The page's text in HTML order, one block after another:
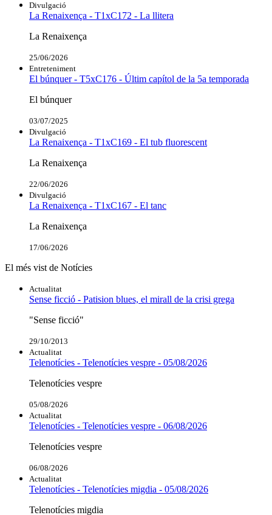
Divulgació
La Renaixença - T1xC172 - La llitera
La Renaixença
25/06/2026
Entreteniment
El búnquer - T5xC176 - Últim capítol de la 5a temporada
El búnquer
03/07/2025
Divulgació
La Renaixença - T1xC169 - El tub fluorescent
La Renaixença
22/06/2026
Divulgació
La Renaixença - T1xC167 - El tanc
La Renaixença
17/06/2026
El més vist de Notícies
Actualitat
Sense ficció - Patision blues, el mirall de la crisi grega
"Sense ficció"
29/10/2013
Actualitat
Telenotícies - Telenotícies vespre - 05/08/2026
Telenotícies vespre
05/08/2026
Actualitat
Telenotícies - Telenotícies vespre - 06/08/2026
Telenotícies vespre
06/08/2026
Actualitat
Telenotícies - Telenotícies migdia - 05/08/2026
Telenotícies migdia